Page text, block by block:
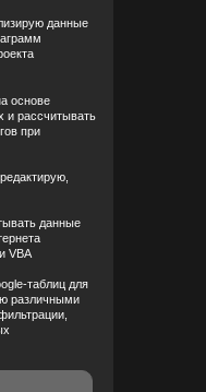
основе
и рассчитывать
при
данные
таблиц для
различными
данные
VBA